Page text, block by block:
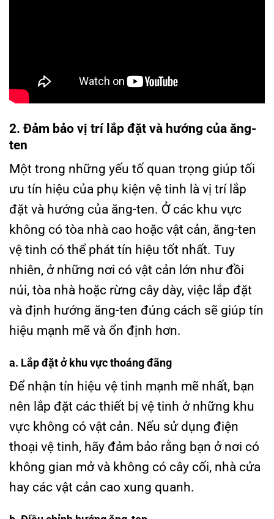
2. Đảm bảo vị trí lắp đặt và hướng của ăng-
ten
Một trong những yếu tố quan trọng giúp tối
ưu tín hiệu của phụ kiện vệ tinh là vị trí lắp
đặt và hướng của ăng-ten. Ở các khu vực
không có tòa nhà cao hoặc vật cản, ăng-ten
vệ tinh có thể phát tín hiệu tốt nhất. Tuy
nhiên, ở những nơi có vật cản lớn như đồi
núi, tòa nhà hoặc rừng cây dày, việc lắp đặt
và định hướng ăng-ten đúng cách sẽ giúp tín
hiệu mạnh mẽ và ổn định hơn.
a. Lắp đặt ở khu vực thoáng đãng
Để nhận tín hiệu vệ tinh mạnh mẽ nhất, bạn
nên lắp đặt các thiết bị vệ tinh ở những khu
vực không có vật cản. Nếu sử dụng điện
thoại vệ tinh, hãy đảm bảo rằng bạn ở nơi có
không gian mở và không có cây cối, nhà cửa
hay các vật cản cao xung quanh.